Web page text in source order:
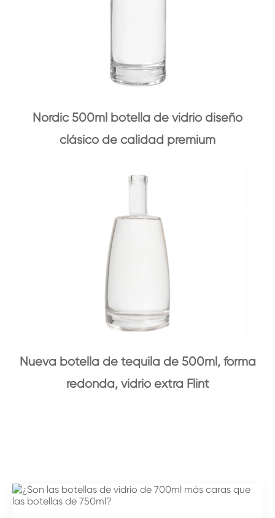
Nordic 500ml botella de vidrio diseño
clásico de calidad premium
Nueva botella de tequila de 500ml, forma
redonda, vidrio extra Flint